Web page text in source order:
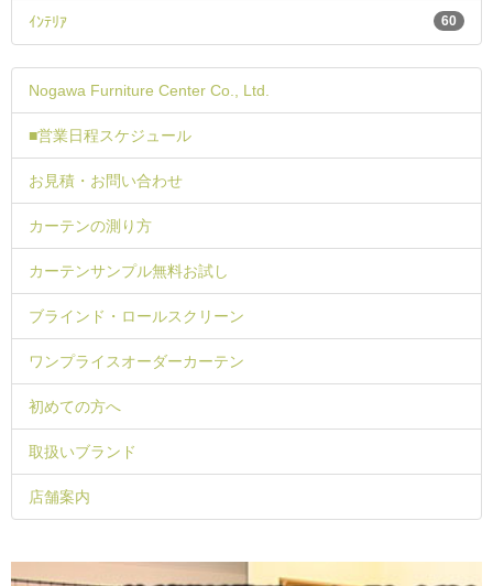
60
ｲﾝﾃﾘｱ
Nogawa Furniture Center Co., Ltd.
■営業日程スケジュール
お見積・お問い合わせ
カーテンの測り方
カーテンサンプル無料お試し
ブラインド・ロールスクリーン
ワンプライスオーダーカーテン
初めての方へ
取扱いブランド
店舗案内